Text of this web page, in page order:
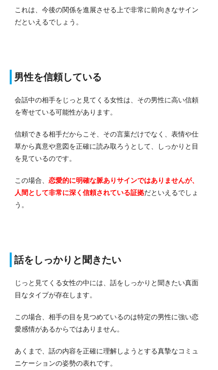
これは、今後の関係を進展させる上で非常に前向きなサイン
だといえるでしょう。
男性を信頼している
会話中の相手をじっと見てくる女性は、その男性に高い信頼
を寄せている可能性があります。
信頼できる相手だからこそ、その言葉だけでなく、表情や仕
草から真意や意図を正確に読み取ろうとして、しっかりと目
を見ているのです。
この場合、 恋愛的に明確な脈ありサインではありませんが、
人間として非常に深く信頼されている証拠だといえるでしょ
う。
話をしっかりと聞きたい
じっと見てくる女性の中には、話をしっかりと聞きたい真面
目なタイプが存在します。
この場合、相手の目を見つめているのは特定の男性に強い恋
愛感情があるからではありません。
あくまで、話の内容を正確に理解しようとする真摯なコミュ
ニケーションの姿勢の表れです。